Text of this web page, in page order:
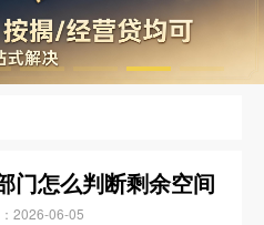
门怎么判断剩余空间
2026-06-05